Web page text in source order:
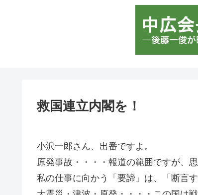
救国連立内閣を！
小沢一郎さん、出番ですよ。
原発事故・・・・報道の範囲ですが、
私の仕事に向かう「要諦」は、「断言